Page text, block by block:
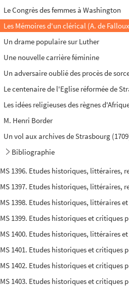
Le Congrès des femmes à Washington
Les Mémoires d'un clérical (A. de
Un drame populaire sur Luther
Une nouvelle carrière féminine
Un adversaire oublié des procès de
Le centenaire de l'Eglise réformée de
Les idées religieuses des règnes
M. Henri Border
Un vol aux archives de Strasbourg
Bibliographie
MS 1396. Etudes historiques, littéraires,
MS 1397. Etudes historiques, littéraires,
MS 1398. Etudes historiques, littéraires
MS 1399. Etudes historiques et critiques
MS 1400. Etudes historiques, littéraires
MS 1401. Etudes historiques et critiques
MS 1402. Etudes historiques et critiques
MS 1403. Etudes historiques et